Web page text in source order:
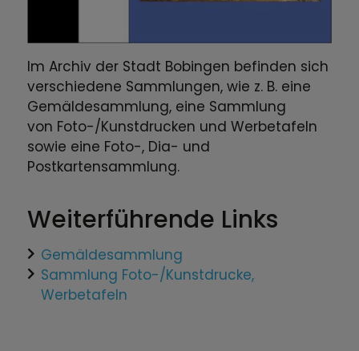
Im Archiv der Stadt Bobingen befinden sich
verschiedene Sammlungen, wie z. B. eine
Gemäldesammlung, eine Sammlung
von Foto-/Kunstdrucken und Werbetafeln
sowie eine Foto-, Dia- und
Postkartensammlung.
Weiterführende Links
Gemäldesammlung
Sammlung Foto-/Kunstdrucke,
Werbetafeln